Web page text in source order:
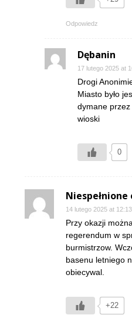
Odpowiedz
Dębanin
17 lutego 2025 at
Drogi
Miasto było
dymane
wioski
0
14 lutego 2025 at 12:13
Przy okazji
regerendum w
burmistrzow.
basenu letniego
obiecywal.
+22